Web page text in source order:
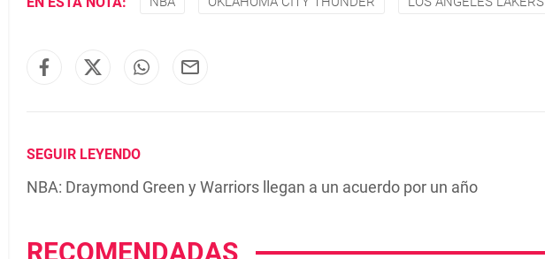
SEGUIR LEYENDO
NBA: Draymond Green y Warriors llegan a un acuerdo por un año
RECOMENDADAS